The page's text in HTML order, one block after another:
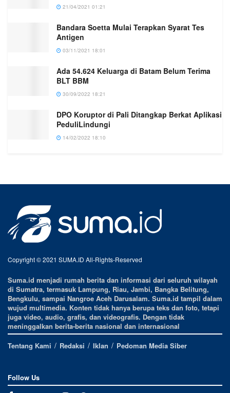
21/04/2021 01:21
Bandara Soetta Mulai Terapkan Syarat Tes
Antigen
03/11/2021 18:01
Ada 54.624 Keluarga di Batam Belum Terima
BLT BBM
30/09/2022 18:21
DPO Koruptor di Pali Ditangkap Berkat Aplikasi
PeduliLindungi
14/02/2022 18:10
Copyright © 2021 SUMA.ID All-Rights-Reserved
Suma.id menjadi rumah berita dan informasi dari seluruh wilayah
di Sumatra, termasuk Lampung, Riau, Jambi, Bangka Belitung,
Bengkulu, sampai Nangroe Aceh Darusalam. Suma.id tampil dalam
wujud multimedia. Konten tidak hanya berupa teks dan foto, tetapi
juga video, audio, grafis, dan videografis. Dengan tidak
meninggalkan berita-berita nasional dan internasional
Tentang Kami
Redaksi Iklan Pedoman Media Siber
Follow Us